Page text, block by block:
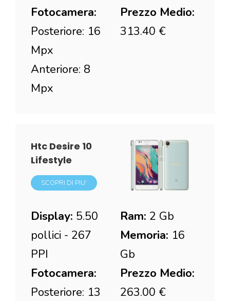
Fotocamera:
Posteriore: 16
Mpx
Anteriore: 8
Mpx
Prezzo Medio:
313.40 €
Htc Desire 10
Lifestyle
SCOPRI DI PIU'
Display: 5.50
pollici - 267
PPI
Fotocamera:
Posteriore: 13
Ram: 2 Gb
Memoria: 16
Gb
Prezzo Medio:
263.00 €